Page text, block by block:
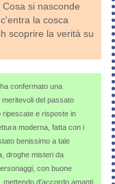
si nasconde
la cosca
scoprire la verità su
confermato una
del passato
e risposte in
moderna, fatta con i
benissimo a tale
droghe misteri da
con buone
d’accordo amanti